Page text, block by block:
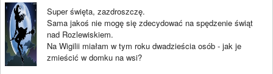
Super święta, zazdroszczę.
Sama jakoś nie mogę się zdecydować na spędzenie świąt
nad Rozlewiskiem.
Na Wigilii miałam w tym roku dwadzieścia osób - jak je
zmieścić w domku na wsi?